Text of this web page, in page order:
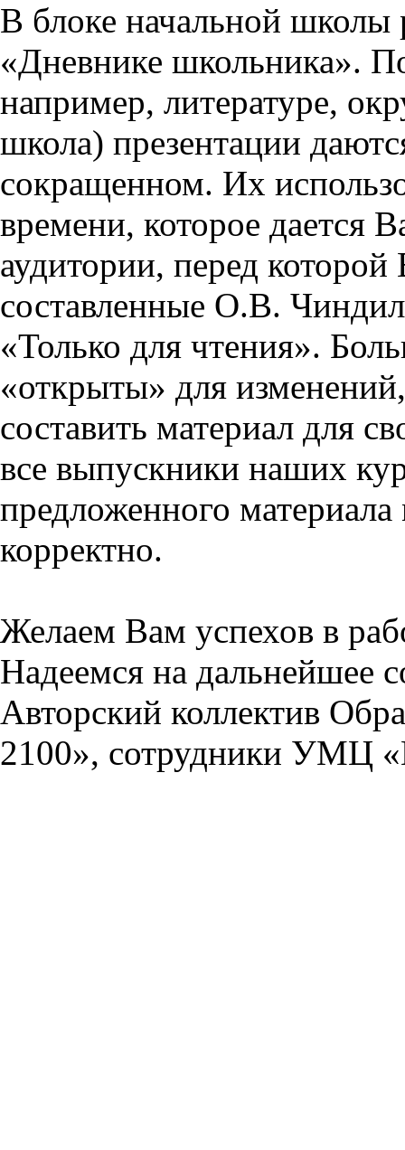
В блоке начальной школы
«Дневнике школьника».
например, литературе,
школа) презентации
сокращенном. Их
времени, которое дается
аудитории, перед
составленные О.В.
«Только для чтения».
«открыты» для
составить материал для
все выпускники наших
предложенного
корректно.
Желаем Вам успехов в
Надеемся на дальнейшее
Авторский коллектив
2100», сотрудники УМЦ